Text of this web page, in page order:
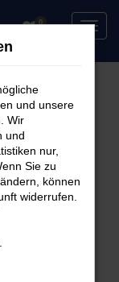
0
können:
deine
und unsere
Wir
und
nur,
Sie zu
können
widerrufen.